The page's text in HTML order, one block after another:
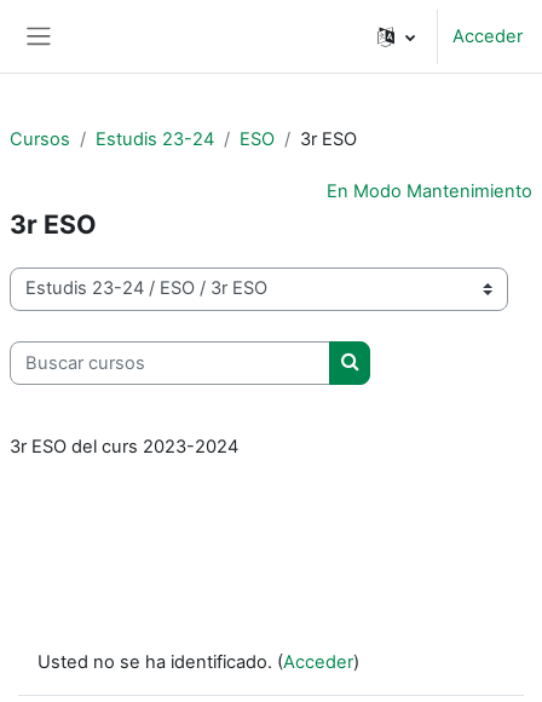
Acceder
Cursos Estudis 23-24 ESO 3r ESO
En Modo Mantenimiento
3r ESO
Categorías
Buscar cursos
Buscar cursos
3r ESO del curs 2023-2024
Usted no se ha identificado. (Acceder)